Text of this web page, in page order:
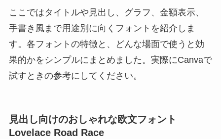
ここではタイトルや見出し、グラフ、金額表示、
手書き風まで用途別に向くフォントを紹介しま
す。各フォントの特徴と、どんな場面で使うと効
果的かをシンプルにまとめました。実際にCanvaで
試すときの参考にしてください。
見出し向けのおしゃれな欧文フォント
Lovelace Road Race